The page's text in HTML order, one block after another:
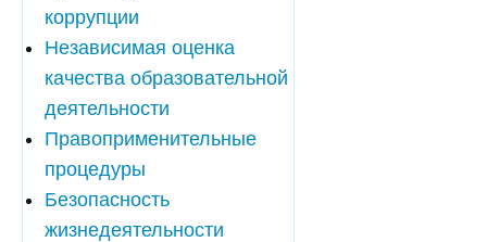
коррупции
Независимая оценка
качества образовательной
деятельности
Правоприменительные
процедуры
Безопасность
жизнедеятельности